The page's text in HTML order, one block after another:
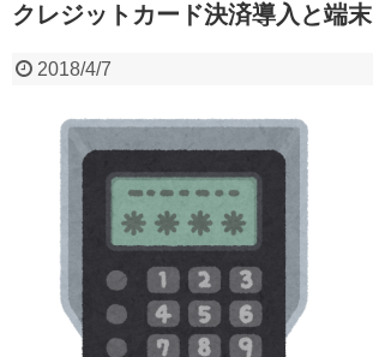
クレジットカード決済導入と端末
2018/4/7